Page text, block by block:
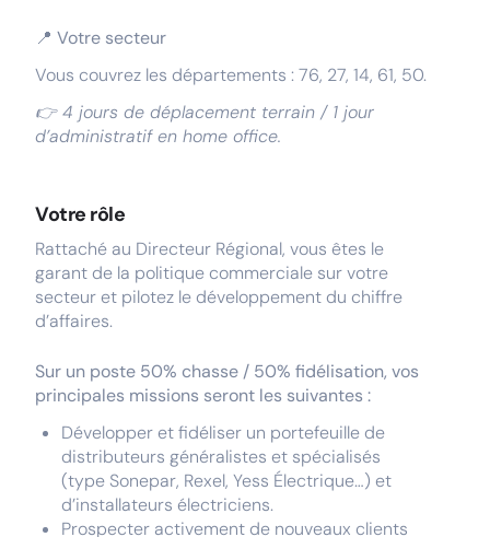
📍 Votre secteur
Vous couvrez les départements : 76, 27, 14, 61, 50.
👉 4 jours de déplacement terrain / 1 jour
d’administratif en home office.
Votre rôle
Rattaché au Directeur Régional, vous êtes le
garant de la politique commerciale sur votre
secteur et pilotez le développement du chiffre
d’affaires.
Sur un poste 50% chasse / 50% fidélisation, vos
principales missions seront les suivantes :
Développer et fidéliser un portefeuille de
distributeurs généralistes et spécialisés
(type Sonepar, Rexel, Yess Électrique…) et
d’installateurs électriciens.
Prospecter activement de nouveaux clients